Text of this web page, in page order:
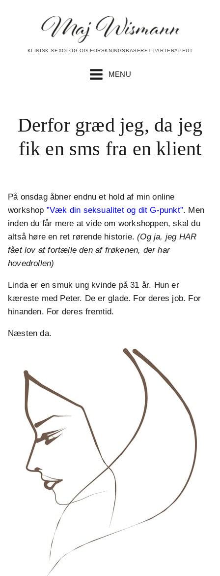
KLINISK SEXOLOG OG FORSKNINGSBASERET PARTERAPEUT
MENU
Derfor græd jeg, da jeg
fik en sms fra en klient
På onsdag åbner endnu et hold af min online
workshop ”Væk din seksualitet og dit G-punkt”. Men
inden du får mere at vide om workshoppen, skal du
altså høre en ret rørende historie. (Og ja, jeg HAR
fået lov at fortælle den af frøkenen, der har
hovedrollen)
Linda er en smuk ung kvinde på 31 år. Hun er
kæreste med Peter. De er glade. For deres job. For
hinanden. For deres fremtid.
Næsten da.